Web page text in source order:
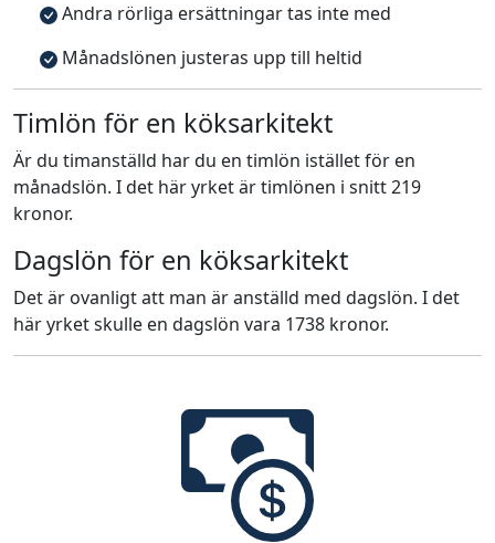
Andra rörliga ersättningar tas inte med
Månadslönen justeras upp till heltid
Timlön för en köksarkitekt
Är du timanställd har du en timlön istället för en
månadslön. I det här yrket är timlönen i snitt 219
kronor.
Dagslön för en köksarkitekt
Det är ovanligt att man är anställd med dagslön. I det
här yrket skulle en dagslön vara 1738 kronor.